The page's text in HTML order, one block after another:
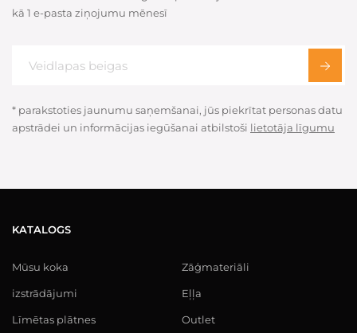
kā 1 e-pasta ziņojumu mēnesī
* parakstoties jaunumu saņemšanai, jūs piekrītat personas datu
apstrādei un informācijas iegūšanai atbilstoši lietotāja līgumu
KATALOGS
Mūsu koka
izstrādājumi
Līmētas plātnes
Zāģmateriāli
Eļļa
Outlet